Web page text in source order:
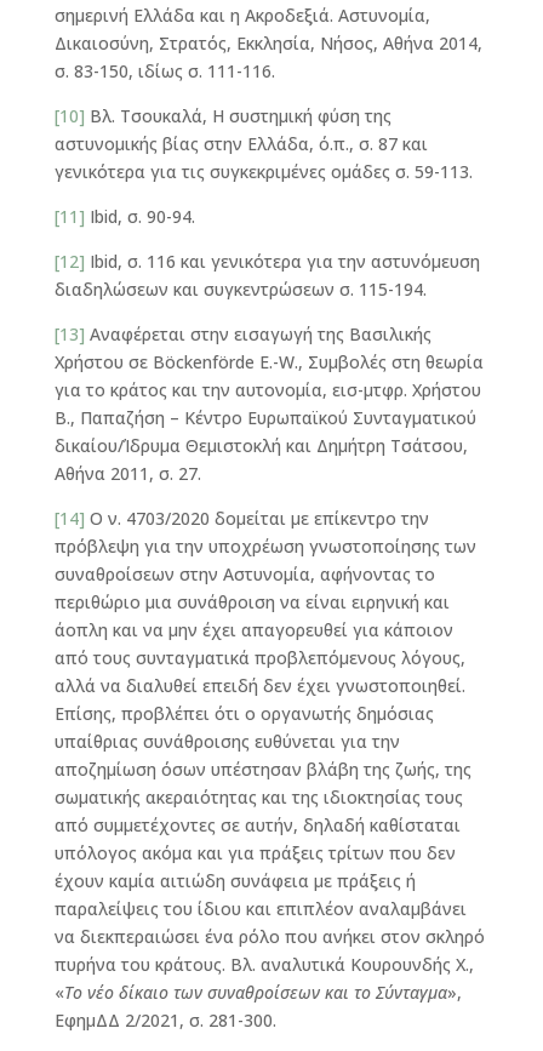
σημερινή Ελλάδα και η Ακροδεξιά. Αστυνομία,
Δικαιοσύνη, Στρατός, Εκκλησία, Νήσος, Αθήνα 2014,
σ. 83-150, ιδίως σ. 111-116.
[10] Βλ. Τσουκαλά, Η συστημική φύση της
αστυνομικής βίας στην Ελλάδα, ό.π., σ. 87 και
γενικότερα για τις συγκεκριμένες ομάδες σ. 59-113.
[11] Ibid, σ. 90-94.
[12] Ibid, σ. 116 και γενικότερα για την αστυνόμευση
διαδηλώσεων και συγκεντρώσεων σ. 115-194.
[13] Αναφέρεται στην εισαγωγή της Βασιλικής
Χρήστου σε Böckenförde E.-W., Συμβολές στη θεωρία
για το κράτος και την αυτονομία, εισ-μτφρ. Χρήστου
Β., Παπαζήση – Κέντρο Ευρωπαϊκού Συνταγματικού
δικαίου/Ίδρυμα Θεμιστοκλή και Δημήτρη Τσάτσου,
Αθήνα 2011, σ. 27.
[14] Ο ν. 4703/2020 δομείται με επίκεντρο την
πρόβλεψη για την υποχρέωση γνωστοποίησης των
συναθροίσεων στην Αστυνομία, αφήνοντας το
περιθώριο μια συνάθροιση να είναι ειρηνική και
άοπλη και να μην έχει απαγορευθεί για κάποιον
από τους συνταγματικά προβλεπόμενους λόγους,
αλλά να διαλυθεί επειδή δεν έχει γνωστοποιηθεί.
Επίσης, προβλέπει ότι ο οργανωτής δημόσιας
υπαίθριας συνάθροισης ευθύνεται για την
αποζημίωση όσων υπέστησαν βλάβη της ζωής, της
σωματικής ακεραιότητας και της ιδιοκτησίας τους
από συμμετέχοντες σε αυτήν, δηλαδή καθίσταται
υπόλογος ακόμα και για πράξεις τρίτων που δεν
έχουν καμία αιτιώδη συνάφεια με πράξεις ή
παραλείψεις του ίδιου και επιπλέον αναλαμβάνει
να διεκπεραιώσει ένα ρόλο που ανήκει στον σκληρό
πυρήνα του κράτους. Βλ. αναλυτικά Κουρουνδής Χ.,
«Το νέο δίκαιο των συναθροίσεων και το Σύνταγμα»,
ΕφημΔΔ 2/2021, σ. 281-300.